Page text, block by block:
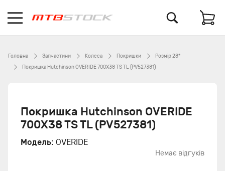
Головна Запчастини Колеса Покришки
Розмір 28*
Покришка Hutchinson OVERIDE 700X38 TS TL (PV527381)
Покришка Hutchinson OVERIDE
700X38 TS TL (PV527381)
Модель: OVERIDE
Немає відгуків